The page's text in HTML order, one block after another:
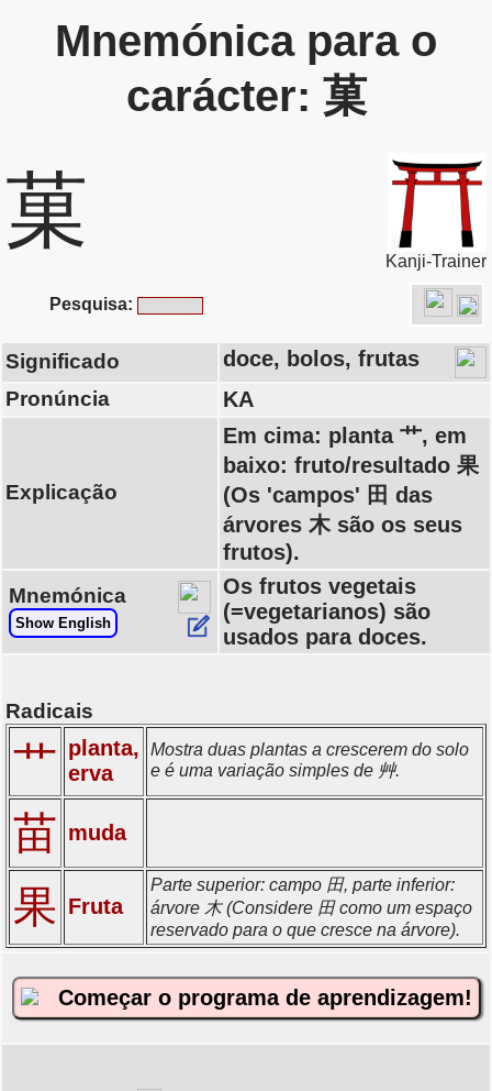
Mnemónica para o
carácter: 菓
菓
Kanji-Trainer
Pesquisa:
Significado doce, bolos, frutas
Pronúncia KA
Explicação
Em cima: planta 艹, em
baixo: fruto/resultado 果
(Os 'campos' 田 das
árvores 木 são os seus
frutos).
Mnemónica
Show English
Os frutos vegetais
(=vegetarianos) são
usados para doces.
Radicais
艹 planta,
erva
Mostra duas plantas a crescerem do solo
e é uma variação simples de 艸.
苗 muda
果 Fruta
Parte superior: campo 田, parte inferior:
árvore 木 (Considere 田 como um espaço
reservado para o que cresce na árvore).
Começar o programa de aprendizagem!